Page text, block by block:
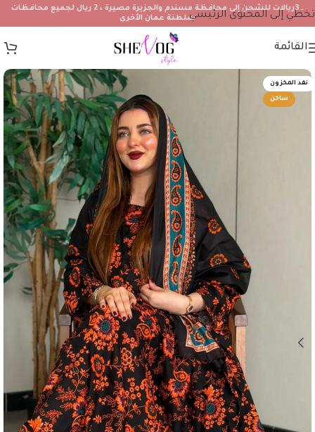
تخطي إلى المحتوى الرئيسي
۔3ريالات للشحن إلى محافظة مسندم والجزيرة مصيرة ، 2 ريال لجميع محافظات
سلطنة عمان الأخرى
القائمة
نفد المخزون
ساخن